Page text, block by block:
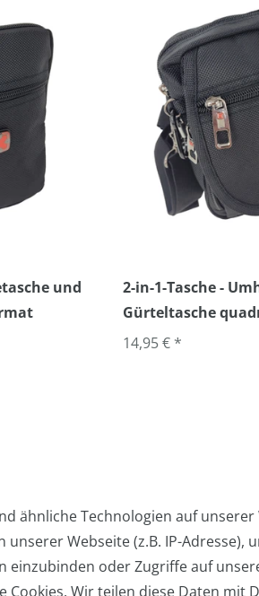
und
2-in-1-Tasche -
Gürteltasche
14,95 € *
Widerrufs­recht
ähnliche Technologien auf
unserer Webseite (z.B. IP-Adresse),
einzubinden oder Zugriffe auf
Cookies. Wir teilen diese Daten mit